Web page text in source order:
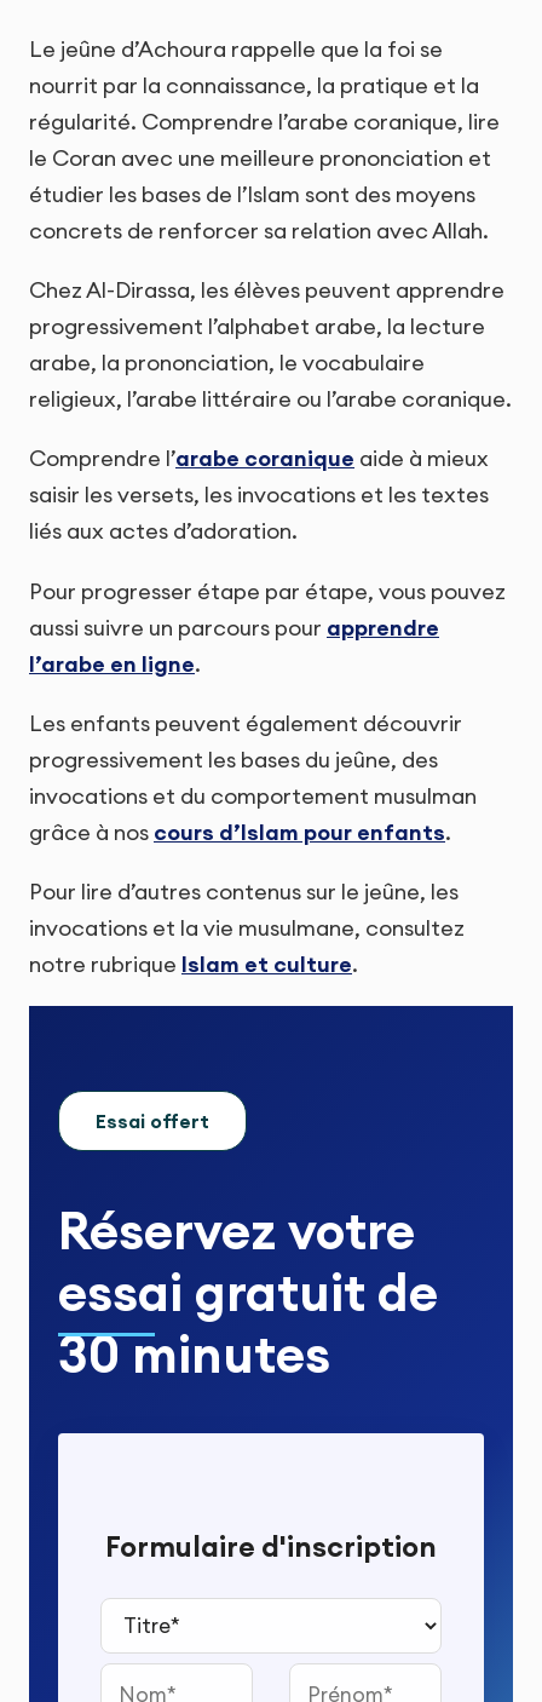
Le jeûne d’Achoura rappelle que la foi se
nourrit par la connaissance, la pratique et la
régularité. Comprendre l’arabe coranique, lire
le Coran avec une meilleure prononciation et
étudier les bases de l’Islam sont des moyens
concrets de renforcer sa relation avec Allah.
Chez Al-Dirassa, les élèves peuvent apprendre
progressivement l’alphabet arabe, la lecture
arabe, la prononciation, le vocabulaire
religieux, l’arabe littéraire ou l’arabe coranique.
Comprendre l’arabe coranique aide à mieux
saisir les versets, les invocations et les textes
liés aux actes d’adoration.
Pour progresser étape par étape, vous pouvez
aussi suivre un parcours pour apprendre
l’arabe en ligne.
Les enfants peuvent également découvrir
progressivement les bases du jeûne, des
invocations et du comportement musulman
grâce à nos cours d’Islam pour enfants.
Pour lire d’autres contenus sur le jeûne, les
invocations et la vie musulmane, consultez
notre rubrique Islam et culture.
Essai offert
Réservez votre
essai gratuit de
30 minutes
Formulaire d'inscription
Titre*
Nom Prénom